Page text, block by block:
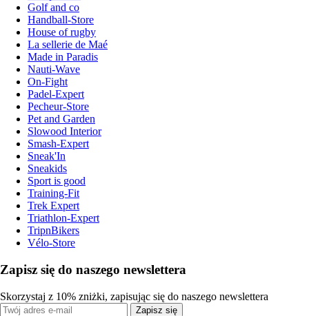
Golf and co
Handball-Store
House of rugby
La sellerie de Maé
Made in Paradis
Nauti-Wave
On-Fight
Padel-Expert
Pecheur-Store
Pet and Garden
Slowood Interior
Smash-Expert
Sneak'In
Sneakids
Sport is good
Training-Fit
Trek Expert
Triathlon-Expert
TripnBikers
Vélo-Store
Zapisz się do naszego newslettera
Skorzystaj z 10% zniżki, zapisując się do naszego newslettera
Zapisz się